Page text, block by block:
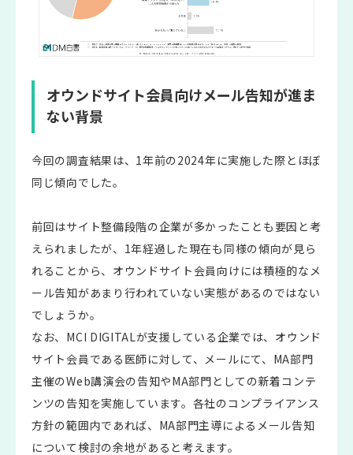
オウンドサイト会員向けメール告知が進ま
ない背景
今回の調査結果は、1年前の2024年に実施した際とほぼ
同じ傾向でした。
前回はサイト整備段階の企業が多かったことも要因と考
えられましたが、1年経過した現在も同様の傾向が見ら
れることから、オウンドサイト会員向けには積極的なメ
ール告知があまり行われていない実態があるのではない
でしょうか。
なお、MCI DIGITALが支援している企業では、オウンド
サイト会員である医師に対して、メールにて、MA部門
主催のWeb講演会の告知やMA部門としての新着コンテ
ンツの告知を実施しています。各社のコンプライアンス
方針の範囲内であれば、MA部門主導によるメール告知
について検討の余地があると考えます。